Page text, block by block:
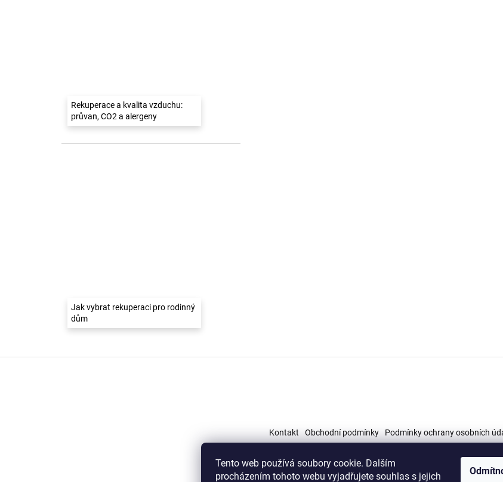
Tento web používá soubory cookie. Dalším
procházením tohoto webu vyjadřujete souhlas s jejich
Rekuperace a kvalita vzduchu:
průvan, CO2 a alergeny
Jak vybrat rekuperaci pro rodinný
dům
Kontakt Obchodní podmínky Podmínky ochrany osobních